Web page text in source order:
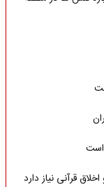
است
قرآنی نیاز دارد